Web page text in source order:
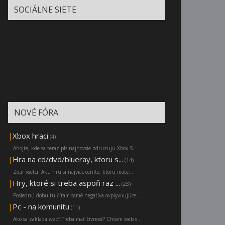
SOCIÁLNE SIETE
NOVÉ FÓRA
| Xbox hraci (4)
Ahojte, kde sa teraz pls najnovsie zdruzuju Xbox S...
| Hra na cd/dvd/blueray, ktoru s... (14)
Zdar vsetci. Aku hru si najviac cenite, ktoru mate...
| Hry, ktoré si treba aspoň raz ... (23)
Poslednú dobu tu čítam samé negatíva ovplyvňujúce ...
| Pc - na komunitu (11)
Ako sa zakladá web? Treba mať živnosť? Chcem web s...